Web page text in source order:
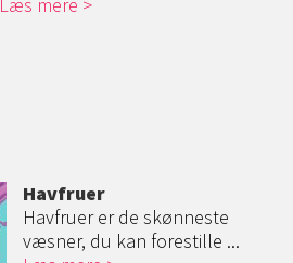
Havfruer
Havfruer er de skønneste
væsner, du kan forestille ...